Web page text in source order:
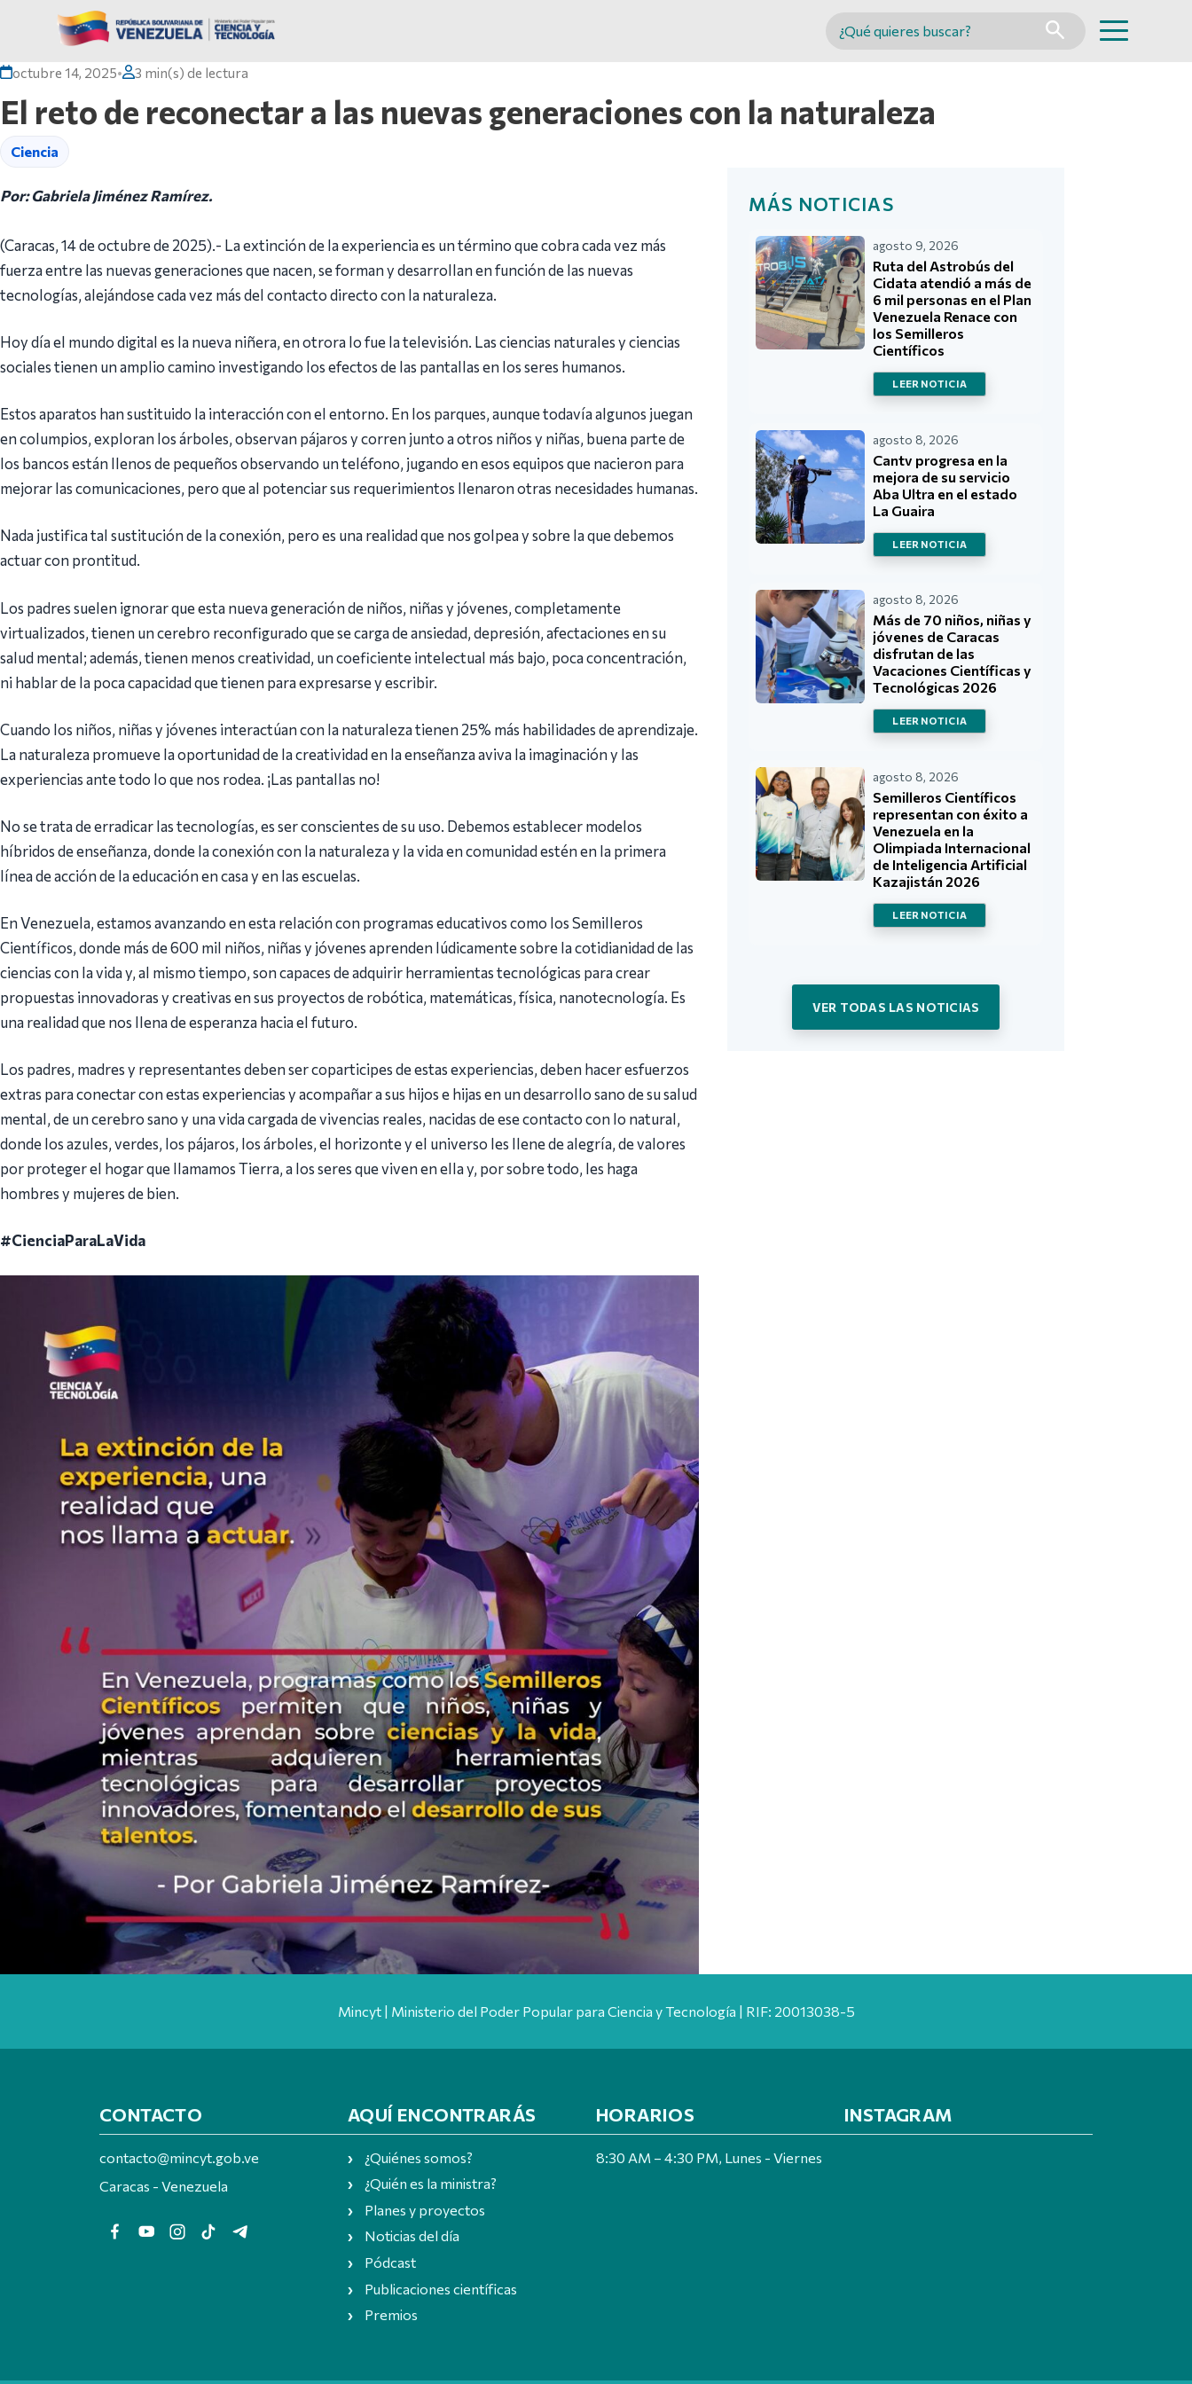
Buscar en MINCYT
octubre 14, 2025• 3 min(s) de lectura
El reto de reconectar a las nuevas generaciones con la naturaleza
Ciencia
Por: Gabriela Jiménez Ramírez.
(Caracas, 14 de octubre de 2025).- La extinción de la experiencia es un término que cobra cada vez más
fuerza entre las nuevas generaciones que nacen, se forman y desarrollan en función de las nuevas
tecnologías, alejándose cada vez más del contacto directo con la naturaleza.
Hoy día el mundo digital es la nueva niñera, en otrora lo fue la televisión. Las ciencias naturales y ciencias
sociales tienen un amplio camino investigando los efectos de las pantallas en los seres humanos.
Estos aparatos han sustituido la interacción con el entorno. En los parques, aunque todavía algunos juegan
en columpios, exploran los árboles, observan pájaros y corren junto a otros niños y niñas, buena parte de
los bancos están llenos de pequeños observando un teléfono, jugando en esos equipos que nacieron para
mejorar las comunicaciones, pero que al potenciar sus requerimientos llenaron otras necesidades humanas.
Nada justifica tal sustitución de la conexión, pero es una realidad que nos golpea y sobre la que debemos
actuar con prontitud.
Los padres suelen ignorar que esta nueva generación de niños, niñas y jóvenes, completamente
virtualizados, tienen un cerebro reconfigurado que se carga de ansiedad, depresión, afectaciones en su
salud mental; además, tienen menos creatividad, un coeficiente intelectual más bajo, poca concentración,
ni hablar de la poca capacidad que tienen para expresarse y escribir.
Cuando los niños, niñas y jóvenes interactúan con la naturaleza tienen 25% más habilidades de aprendizaje.
La naturaleza promueve la oportunidad de la creatividad en la enseñanza aviva la imaginación y las
experiencias ante todo lo que nos rodea. ¡Las pantallas no!
No se trata de erradicar las tecnologías, es ser conscientes de su uso. Debemos establecer modelos
híbridos de enseñanza, donde la conexión con la naturaleza y la vida en comunidad estén en la primera
línea de acción de la educación en casa y en las escuelas.
En Venezuela, estamos avanzando en esta relación con programas educativos como los Semilleros
Científicos, donde más de 600 mil niños, niñas y jóvenes aprenden lúdicamente sobre la cotidianidad de las
ciencias con la vida y, al mismo tiempo, son capaces de adquirir herramientas tecnológicas para crear
propuestas innovadoras y creativas en sus proyectos de robótica, matemáticas, física, nanotecnología. Es
una realidad que nos llena de esperanza hacia el futuro.
Los padres, madres y representantes deben ser coparticipes de estas experiencias, deben hacer esfuerzos
extras para conectar con estas experiencias y acompañar a sus hijos e hijas en un desarrollo sano de su salud
mental, de un cerebro sano y una vida cargada de vivencias reales, nacidas de ese contacto con lo natural,
donde los azules, verdes, los pájaros, los árboles, el horizonte y el universo les llene de alegría, de valores
por proteger el hogar que llamamos Tierra, a los seres que viven en ella y, por sobre todo, les haga
hombres y mujeres de bien.
#CienciaParaLaVida
MÁS NOTICIAS
agosto 9, 2026
Ruta del Astrobús del
Cidata atendió a más de
6 mil personas en el Plan
Venezuela Renace con
los Semilleros
Científicos
LEER NOTICIA
agosto 8, 2026
Cantv progresa en la
mejora de su servicio
Aba Ultra en el estado
La Guaira
LEER NOTICIA
agosto 8, 2026
Más de 70 niños, niñas y
jóvenes de Caracas
disfrutan de las
Vacaciones Científicas y
Tecnológicas 2026
LEER NOTICIA
agosto 8, 2026
Semilleros Científicos
representan con éxito a
Venezuela en la
Olimpiada Internacional
de Inteligencia Artificial
Kazajistán 2026
LEER NOTICIA
VER TODAS LAS NOTICIAS
Mincyt | Ministerio del Poder Popular para Ciencia y Tecnología | RIF: 20013038-5
CONTACTO
contacto@mincyt.gob.ve
Caracas - Venezuela
AQUÍ ENCONTRARÁS
¿Quiénes somos?
¿Quién es la ministra?
Planes y proyectos
Noticias del día
Pódcast
Publicaciones científicas
Premios
HORARIOS
8:30 AM – 4:30 PM, Lunes - Viernes
INSTAGRAM